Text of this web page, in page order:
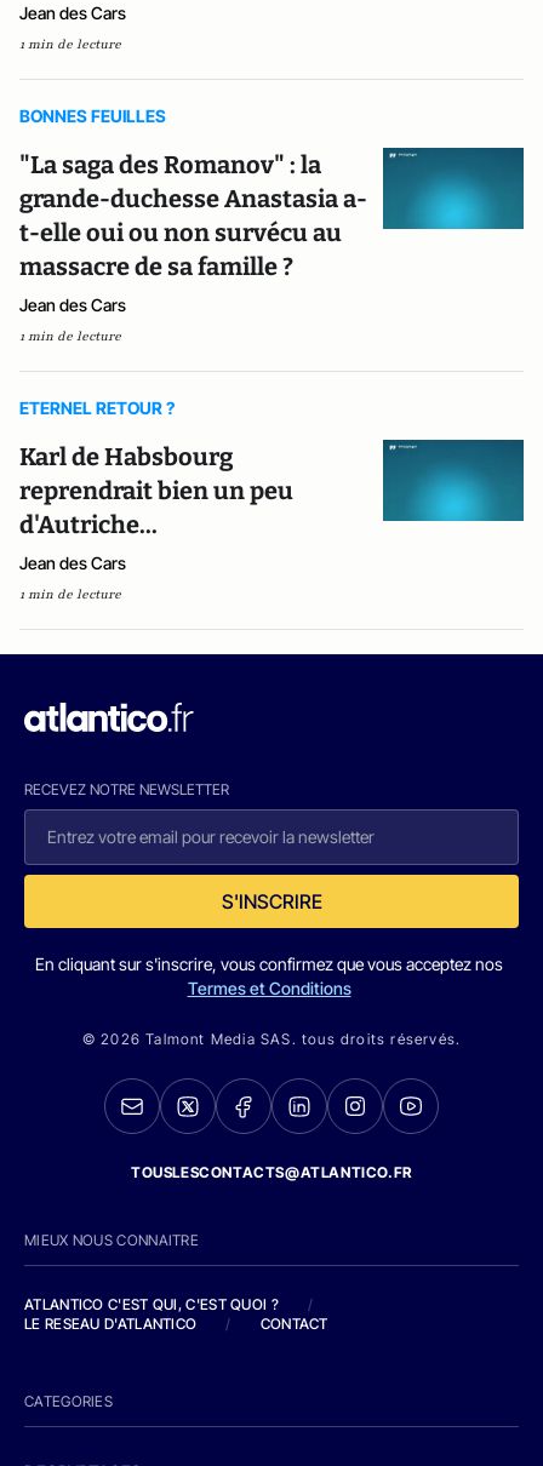
Jean des Cars
1 min de lecture
BONNES FEUILLES
"La saga des Romanov" : la
grande-duchesse Anastasia a-
t-elle oui ou non survécu au
massacre de sa famille ?
Jean des Cars
1 min de lecture
ETERNEL RETOUR ?
Karl de Habsbourg
reprendrait bien un peu
d'Autriche...
Jean des Cars
1 min de lecture
RECEVEZ NOTRE NEWSLETTER
S'INSCRIRE
En cliquant sur s'inscrire, vous confirmez que vous acceptez nos
Termes et Conditions
© 2026 Talmont Media SAS. tous droits réservés.
TOUSLESCONTACTS@ATLANTICO.FR
MIEUX NOUS CONNAITRE
ATLANTICO C'EST QUI, C'EST QUOI ?
/
LE RESEAU D'ATLANTICO
/ CONTACT
CATEGORIES